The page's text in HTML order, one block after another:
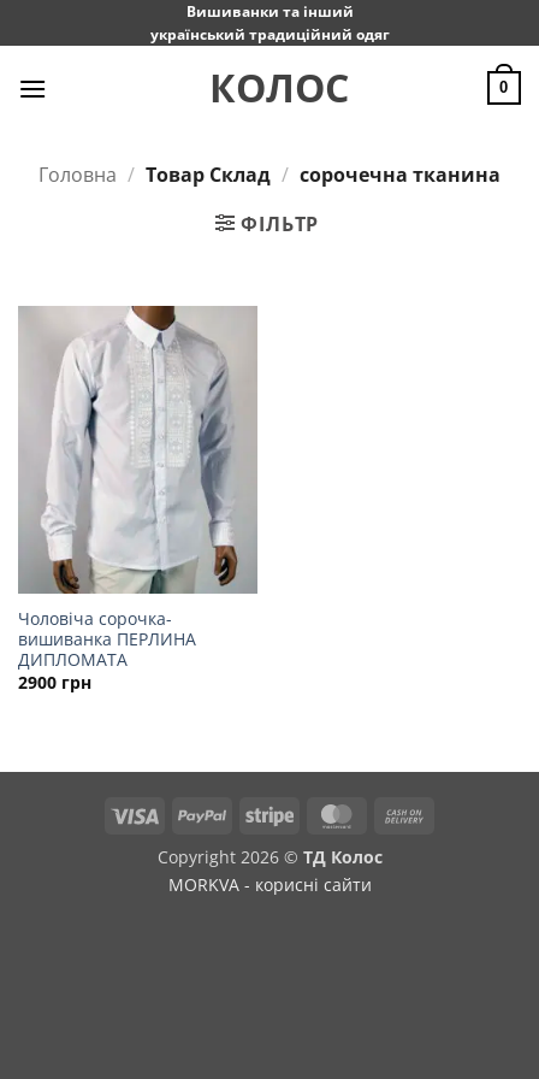
Вишиванки та інший
український традиційний одяг
КОЛОС 0
Головна / Товар Склад / сорочечна тканина
ФІЛЬТР
Чоловіча сорочка-
вишиванка ПЕРЛИНА
ДИПЛОМАТА
2900 грн
Visa PayPal Stripe MasterCard
Copyright 2026 © ТД Колос
MORKVA - корисні сайти